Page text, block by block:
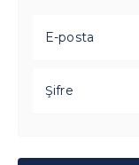
E-posta
Şifre